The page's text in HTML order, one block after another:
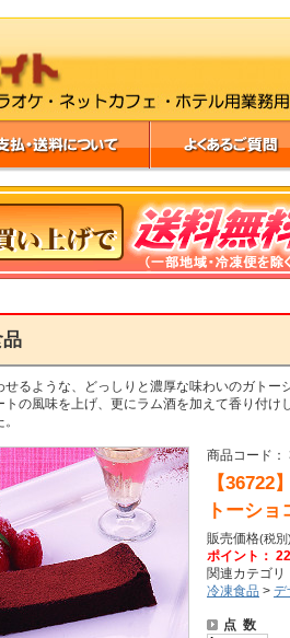
せるような、どっしりと濃厚な味わいのガトー
トの風味を上げ、更にラム酒を加えて香り付け
商品コード：
【
トーショ
販売価格(税別)
ポイント：
関連カテゴリ
冷凍食品 > デ
点 数